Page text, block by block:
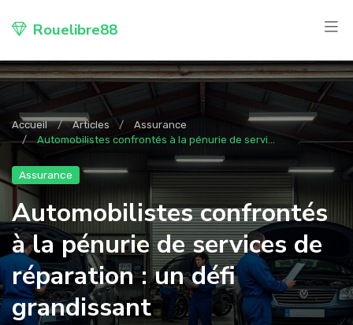
Rouelibre88
Accueil Articles
Assurance
Automobilistes confrontés à la pénurie de servi...
Assurance
Automobilistes confrontés
à la pénurie de services de
réparation : un défi
grandissant